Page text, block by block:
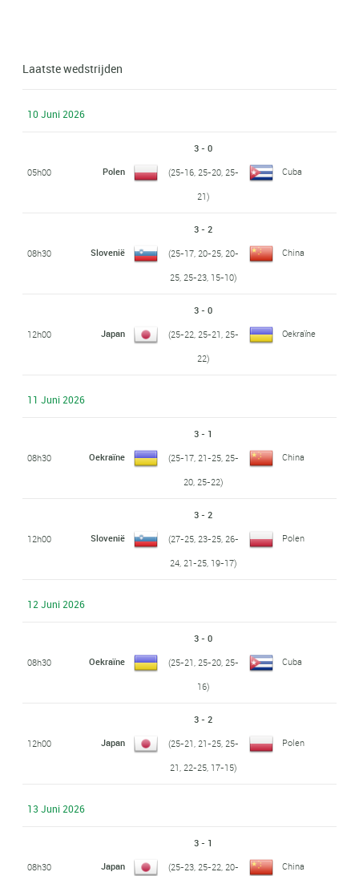
Laatste wedstrijden
10 Juni 2026
05h00 Polen
3 - 0
(25-16, 25-20, 25-
21)
Cuba
08h30 Slovenië
3 - 2
(25-17, 20-25, 20-
25, 25-23, 15-10)
China
12h00 Japan
3 - 0
(25-22, 25-21, 25-
22)
Oekraïne
11 Juni 2026
08h30 Oekraïne
3 - 1
(25-17, 21-25, 25-
20, 25-22)
China
12h00 Slovenië
3 - 2
(27-25, 23-25, 26-
24, 21-25, 19-17)
Polen
12 Juni 2026
08h30 Oekraïne
3 - 0
(25-21, 25-20, 25-
16)
Cuba
12h00 Japan
3 - 2
(25-21, 21-25, 25-
21, 22-25, 17-15)
Polen
13 Juni 2026
08h30 Japan
3 - 1
(25-23, 25-22, 20-
China